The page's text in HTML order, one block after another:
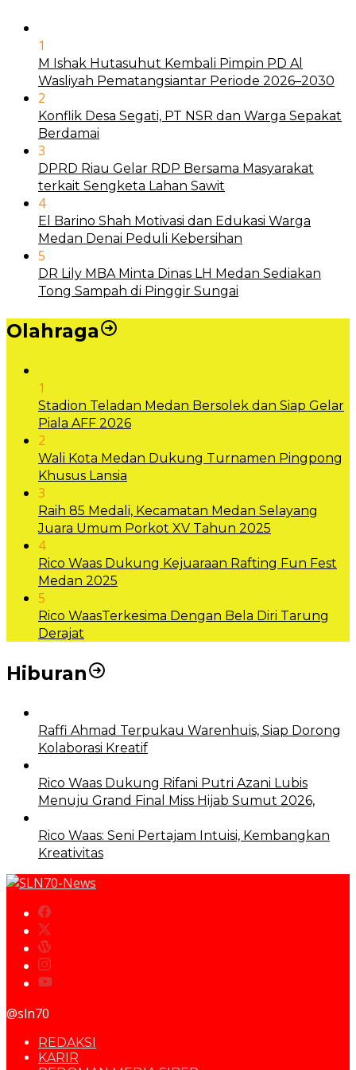
1
M Ishak Hutasuhut Kembali Pimpin PD Al
Wasliyah Pematangsiantar Periode 2026–2030
2
Konflik Desa Segati, PT NSR dan Warga Sepakat
Berdamai
3
DPRD Riau Gelar RDP Bersama Masyarakat
terkait Sengketa Lahan Sawit
4
El Barino Shah Motivasi dan Edukasi Warga
Medan Denai Peduli Kebersihan
5
DR Lily MBA Minta Dinas LH Medan Sediakan
Tong Sampah di Pinggir Sungai
Olahraga
1
Stadion Teladan Medan Bersolek dan Siap Gelar
Piala AFF 2026
2
Wali Kota Medan Dukung Turnamen Pingpong
Khusus Lansia
3
Raih 85 Medali, Kecamatan Medan Selayang
Juara Umum Porkot XV Tahun 2025
4
Rico Waas Dukung Kejuaraan Rafting Fun Fest
Medan 2025
5
Rico WaasTerkesima Dengan Bela Diri Tarung
Derajat
Hiburan
Raffi Ahmad Terpukau Warenhuis, Siap Dorong
Kolaborasi Kreatif
Rico Waas Dukung Rifani Putri Azani Lubis
Menuju Grand Final Miss Hijab Sumut 2026,
Rico Waas: Seni Pertajam Intuisi, Kembangkan
Kreativitas
@sln70
REDAKSI
KARIR